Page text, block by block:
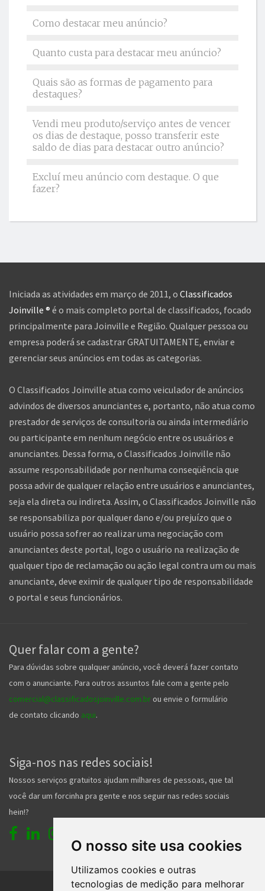
O nosso site usa cookies
Utilizamos cookies e outras
tecnologias de medição para melhorar
Como destacar meu anúncio?
Quanto custa para destacar meu anúncio?
Quais são as formas de pagamento para
destaques?
Vendi meu produto/serviço antes de vencer
os dias de destaque, posso transferir este
saldo de dias para destacar outro anúncio?
Excluí meu anúncio com destaque. O que
fazer?
Iniciada as atividades em março de 2011, o Classificados
Joinville ® é o mais completo portal de classificados, focado
principalmente para Joinville e Região. Qualquer pessoa ou
empresa poderá se cadastrar GRATUITAMENTE, enviar e
gerenciar seus anúncios em todas as categorias.
O Classificados Joinville atua como veiculador de anúncios
advindos de diversos anunciantes e, portanto, não atua como
prestador de serviços de consultoria ou ainda intermediário
ou participante em nenhum negócio entre os usuários e
anunciantes. Dessa forma, o Classificados Joinville não
assume responsabilidade por nenhuma conseqüência que
possa advir de qualquer relação entre usuários e anunciantes,
seja ela direta ou indireta. Assim, o Classificados Joinville não
se responsabiliza por qualquer dano e/ou prejuízo que o
usuário possa sofrer ao realizar uma negociação com
anunciantes deste portal, logo o usuário na realização de
qualquer tipo de reclamação ou ação legal contra um ou mais
anunciante, deve eximir de qualquer tipo de responsabilidade
o portal e seus funcionários.
Quer falar com a gente?
Para dúvidas sobre qualquer anúncio, você deverá fazer contato
com o anunciante. Para outros assuntos fale com a gente pelo
comercial@classificadosjoinville.com.br ou envie o formulário
de contato clicando aqui.
Siga-nos nas redes sociais!
Nossos serviços gratuitos ajudam milhares de pessoas, que tal
você dar um forcinha pra gente e nos seguir nas redes sociais
hein!?